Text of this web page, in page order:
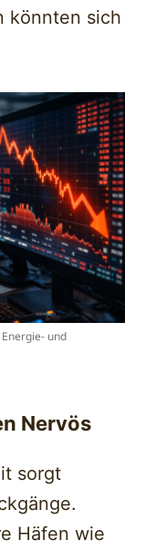
könnten sich
und
Nervös
sorgt
Häfen wie